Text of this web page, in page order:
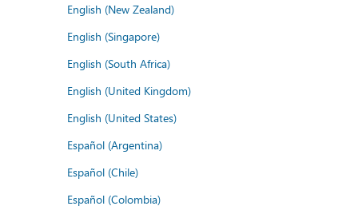
English (New Zealand)
English (Singapore)
English (South Africa)
English (United Kingdom)
English (United States)
Español (Argentina)
Español (Chile)
Español (Colombia)